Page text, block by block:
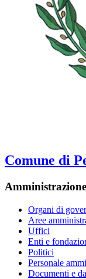
Comune di
Amministrazione
Organi di
Aree
Uffici
Enti e
Politici
Personale
Documenti e